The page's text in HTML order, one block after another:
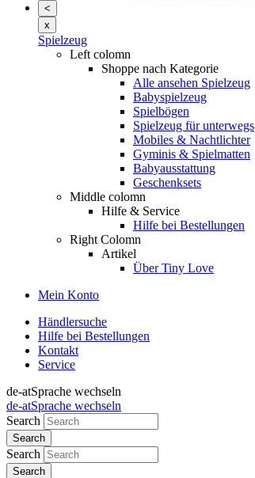
<
x
Spielzeug
Left colomn
Shoppe nach Kategorie
Alle ansehen Spielzeug
Babyspielzeug
Spielbögen
Spielzeug für unterwegs
Mobiles & Nachtlichter
Gyminis & Spielmatten
Babyausstattung
Geschenksets
Middle colomn
Hilfe & Service
Hilfe bei Bestellungen
Right Colomn
Artikel
Über Tiny Love
Mein Konto
Händlersuche
Hilfe bei Bestellungen
Kontakt
Service
de-atSprache wechseln
de-atSprache wechseln
Search
Search